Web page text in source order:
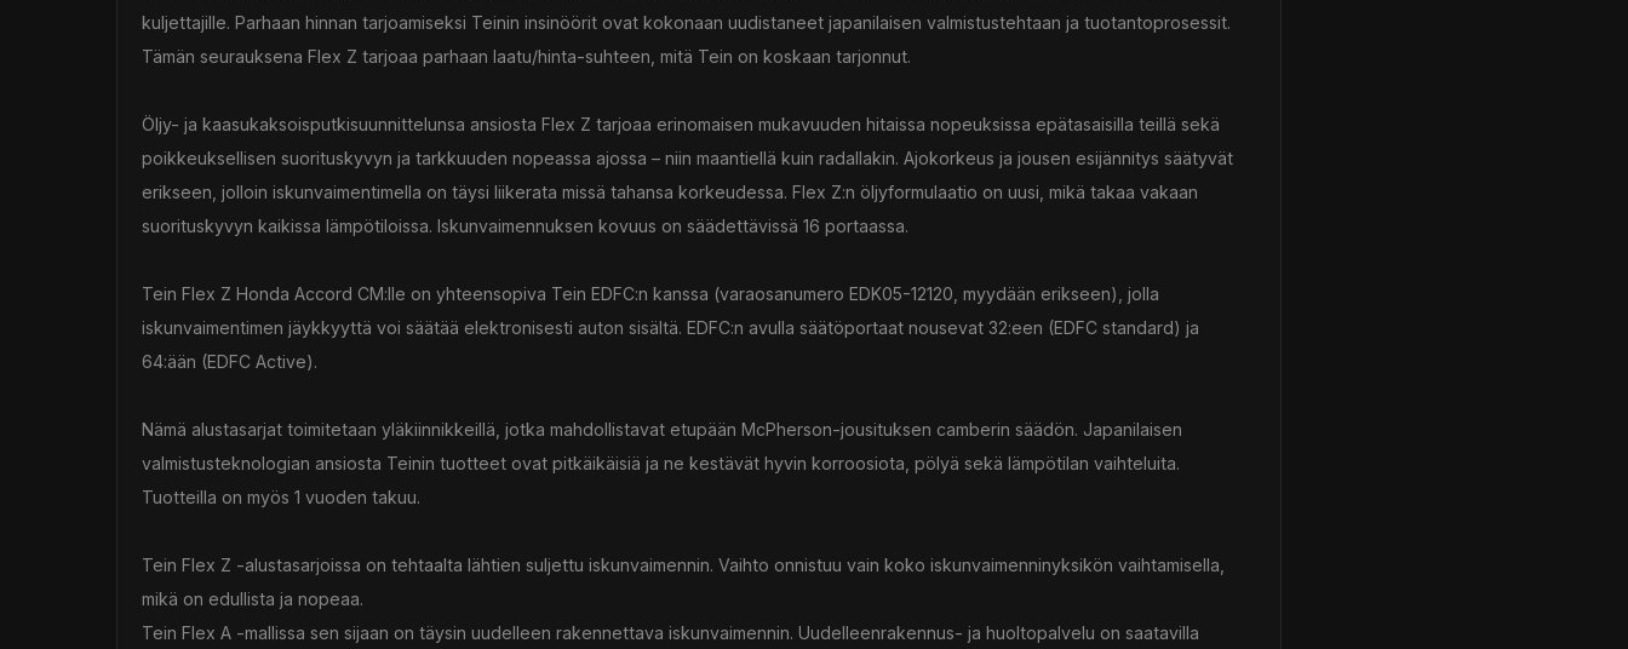
kuljettajille. Parhaan hinnan tarjoamiseksi Teinin insinöörit ovat kokonaan uudistaneet japanilaisen valmistustehtaan ja tuotantoprosessit.
Tämän seurauksena Flex Z tarjoaa parhaan laatu/hinta-suhteen, mitä Tein on koskaan tarjonnut.
Öljy- ja kaasukaksoisputkisuunnittelunsa ansiosta Flex Z tarjoaa erinomaisen mukavuuden hitaissa nopeuksissa epätasaisilla teillä sekä
poikkeuksellisen suorituskyvyn ja tarkkuuden nopeassa ajossa – niin maantiellä kuin radallakin. Ajokorkeus ja jousen esijännitys säätyvät
erikseen, jolloin iskunvaimentimella on täysi liikerata missä tahansa korkeudessa. Flex Z:n öljyformulaatio on uusi, mikä takaa vakaan
suorituskyvyn kaikissa lämpötiloissa. Iskunvaimennuksen kovuus on säädettävissä 16 portaassa.
Tein Flex Z Honda Accord CM:lle on yhteensopiva Tein EDFC:n kanssa (varaosanumero EDK05-12120, myydään erikseen), jolla
iskunvaimentimen jäykkyyttä voi säätää elektronisesti auton sisältä. EDFC:n avulla säätöportaat nousevat 32:een (EDFC standard) ja
64:ään (EDFC Active).
Nämä alustasarjat toimitetaan yläkiinnikkeillä, jotka mahdollistavat etupään McPherson-jousituksen camberin säädön. Japanilaisen
valmistusteknologian ansiosta Teinin tuotteet ovat pitkäikäisiä ja ne kestävät hyvin korroosiota, pölyä sekä lämpötilan vaihteluita.
Tuotteilla on myös 1 vuoden takuu.
Tein Flex Z -alustasarjoissa on tehtaalta lähtien suljettu iskunvaimennin. Vaihto onnistuu vain koko iskunvaimenninyksikön vaihtamisella,
mikä on edullista ja nopeaa.
Tein Flex A -mallissa sen sijaan on täysin uudelleen rakennettava iskunvaimennin. Uudelleenrakennus- ja huoltopalvelu on saatavilla